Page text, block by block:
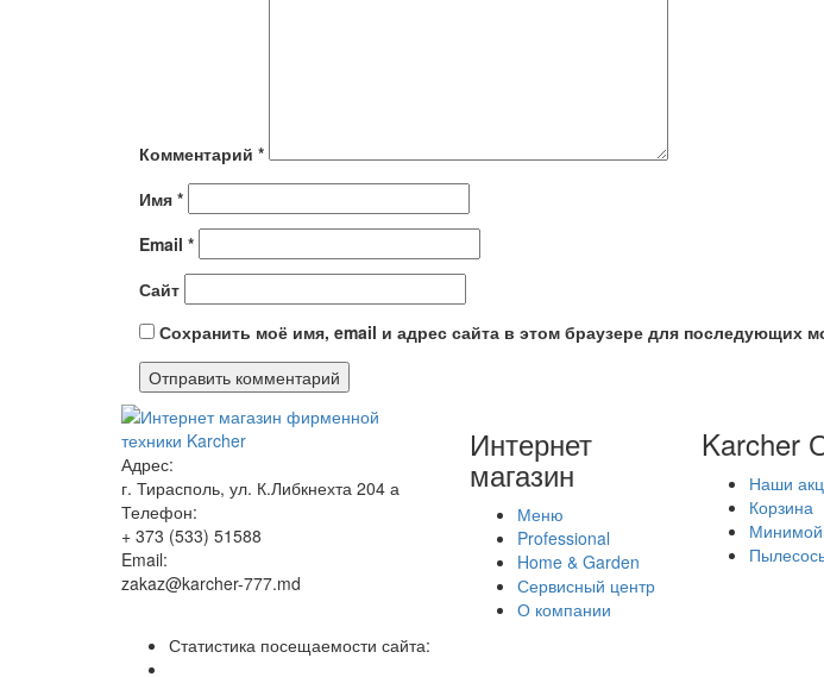
Комментарий *
Имя *
Email *
Сайт
Сохранить моё имя, email и адрес сайта в этом браузере для последующих
Адрес:
г. Тирасполь, ул. К.Либкнехта 204 а
Телефон:
+ 373 (533) 51588
Email:
zakaz@karcher-777.md
Интернет
магазин
Меню
Professional
Home & Garden
Сервисный центр
О компании
Karcher
Наши
Корзина
Статистика посещаемости сайта: